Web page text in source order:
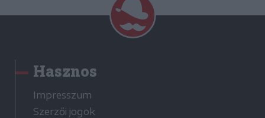
Hasznos
Impresszum
Szerzői jogok